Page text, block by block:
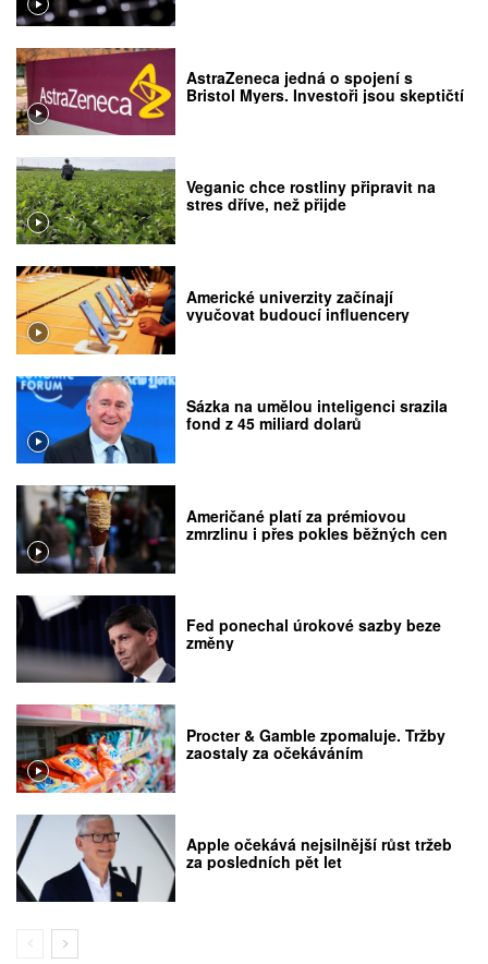
AstraZeneca jedná o spojení s
Bristol Myers. Investoři jsou skeptičtí
Veganic chce rostliny připravit na
stres dříve, než přijde
Americké univerzity začínají
vyučovat budoucí influencery
Sázka na umělou inteligenci srazila
fond z 45 miliard dolarů
Američané platí za prémiovou
zmrzlinu i přes pokles běžných cen
Fed ponechal úrokové sazby beze
změny
Procter & Gamble zpomaluje. Tržby
zaostaly za očekáváním
Apple očekává nejsilnější růst tržeb
za posledních pět let